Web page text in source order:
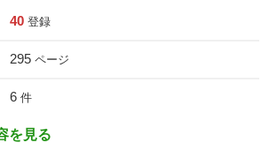
40 登録
295 ページ
6 件
を見る